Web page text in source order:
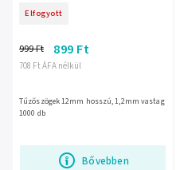
Elfogyott
708 Ft ÁFA nélkül
999 Ft 899 Ft
Bővebben
Tűzőszögek 12mm hosszú, 1,2mm vastag
1000 db